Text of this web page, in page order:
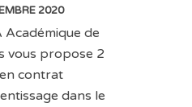
2020
Académique de
vous propose 2
contrat
dans le